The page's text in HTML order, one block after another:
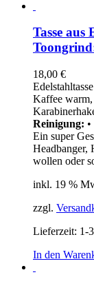
Tasse
18,00 €
Kaffee
Reinigung:
Ein super
Headbanger,
wollen oder
inkl. 19 %
zzgl.
Lieferzeit: 1-
In den